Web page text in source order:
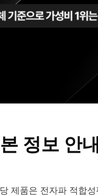
정보 안
제품은 전자파 적합